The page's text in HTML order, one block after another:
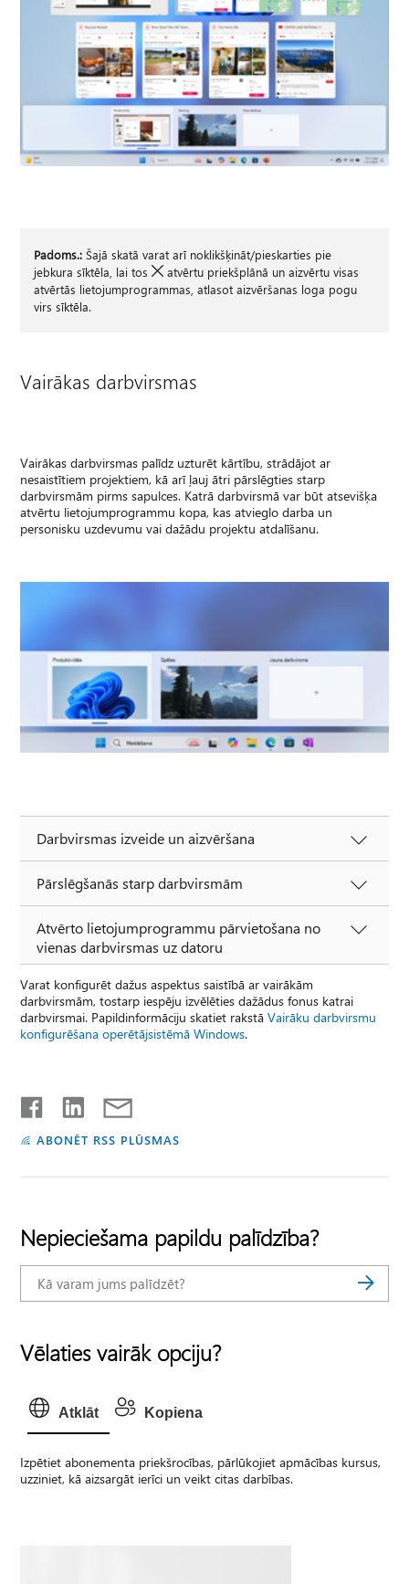
Padoms.: Šajā skatā varat arī noklikšķināt/pieskarties pie
jebkura sīktēla, lai tos
atvērtu priekšplānā un aizvērtu visas
atvērtās lietojumprogrammas, atlasot aizvēršanas loga pogu
virs sīktēla.
Vairākas darbvirsmas
Vairākas darbvirsmas palīdz uzturēt kārtību, strādājot ar
nesaistītiem projektiem, kā arī ļauj ātri pārslēgties starp
darbvirsmām pirms sapulces. Katrā darbvirsmā var būt atsevišķa
atvērtu lietojumprogrammu kopa, kas atvieglo darba un
personisku uzdevumu vai dažādu projektu atdalīšanu.
Darbvirsmas izveide un aizvēršana
Pārslēgšanās starp darbvirsmām
Atvērto lietojumprogrammu pārvietošana no
vienas darbvirsmas uz datoru
Varat konfigurēt dažus aspektus saistībā ar vairākām
darbvirsmām, tostarp iespēju izvēlēties dažādus fonus katrai
darbvirsmai. Papildinformāciju skatiet rakstāVairāku darbvirsmu
konfigurēšana operētājsistēmā Windows.
ABONĒT RSS PLŪSMAS
Nepieciešama papildu palīdzība?
Vēlaties vairāk opciju?
Atklāt Kopiena
Izpētiet abonementa priekšrocības, pārlūkojiet apmācības kursus,
uzziniet, kā aizsargāt ierīci un veikt citas darbības.